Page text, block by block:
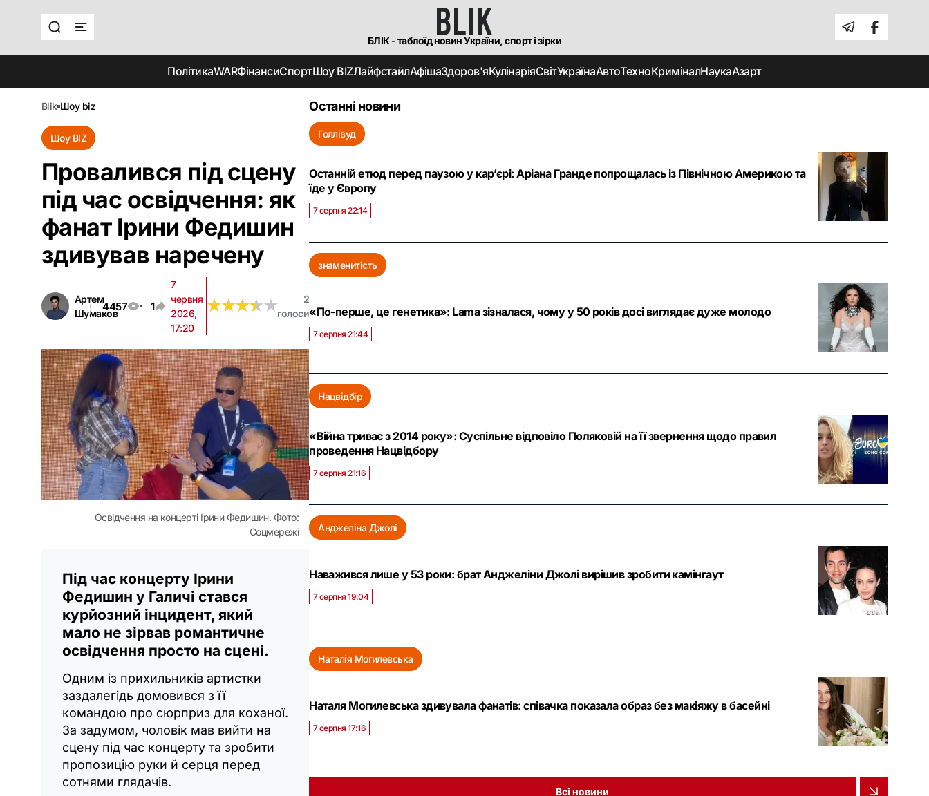
БЛІК - таблоїд новин України, спорт і зірки
ПолітикаWARФінансиСпортШоу BIZЛайфстайлАфішаЗдоров'яКулінаріяСвітУкраїнаАвтоТехноКриміналНаукаАзарт
blik шоу biz
Шоу BIZ
Провалився під сцену
під час освідчення: як
фанат Ірини Федишин
здивував наречену
Артем
Шумаков
4457 1
7
червня
2026,
17:20
★★★★★
★★★★★
2
голоси
Освідчення на концерті Ірини Федишин. Фото:
Соцмережі
Під час концерту Ірини
Федишин у Галичі стався
курйозний інцидент, який
мало не зірвав романтичне
освідчення просто на сцені.
Одним із прихильників артистки
заздалегідь домовився з її
командою про сюрприз для коханої.
За задумом, чоловік мав вийти на
сцену під час концерту та зробити
пропозицію руки й серця перед
сотнями глядачів.
Останні новини
Голлівуд
Останній етюд перед паузою у кар’єрі: Аріана Гранде попрощалась із Північною Америкою та
їде у Європу
7 серпня 22:14
знаменитість
«По-перше, це генетика»: Lama зізналася, чому у 50 років досі виглядає дуже молодо
7 серпня 21:44
Нацвідбір
«Війна триває з 2014 року»: Суспільне відповіло Поляковій на її звернення щодо правил
проведення Нацвідбору
7 серпня 21:16
Анджеліна Джолі
Наважився лише у 53 роки: брат Анджеліни Джолі вирішив зробити камінгаут
7 серпня 19:04
Наталія Могилевська
Наталя Могилевська здивувала фанатів: співачка показала образ без макіяжу в басейні
7 серпня 17:16
Всі новини